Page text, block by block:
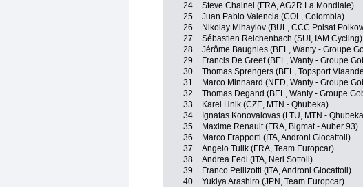
24.
Steve Chainel (FRA, AG2R La Mondiale)
25.
Juan Pablo Valencia (COL, Colombia)
26.
Nikolay Mihaylov (BUL, CCC Polsat
27.
Sébastien Reichenbach (SUI, IAM Cycling)
28.
Jérôme Baugnies (BEL, Wanty - Groupe
29.
Francis De Greef (BEL, Wanty - Groupe
30.
Thomas Sprengers (BEL, Topsport
31.
Marco Minnaard (NED, Wanty - Groupe
32.
Thomas Degand (BEL, Wanty - Groupe
33.
Karel Hnik (CZE, MTN - Qhubeka)
34.
Ignatas Konovalovas (LTU, MTN -
35.
Maxime Renault (FRA, Bigmat - Auber 93)
36.
Marco Frapporti (ITA, Androni Giocattoli)
37.
Angelo Tulik (FRA, Team Europcar)
38.
Andrea Fedi (ITA, Neri Sottoli)
39.
Franco Pellizotti (ITA, Androni Giocattoli)
40.
Yukiya Arashiro (JPN, Team Europcar)